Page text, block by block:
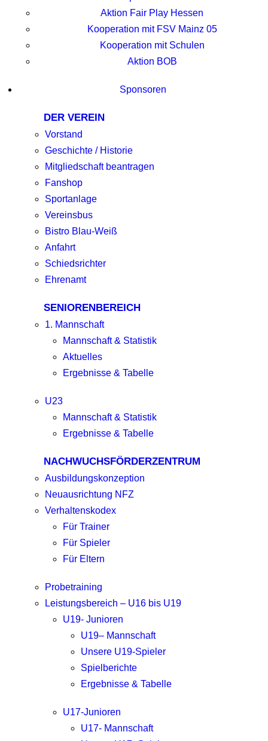
Aktion Fair Play Hessen
Kooperation mit FSV Mainz 05
Kooperation mit Schulen
Aktion BOB
Sponsoren
DER VEREIN
Vorstand
Geschichte / Historie
Mitgliedschaft beantragen
Fanshop
Sportanlage
Vereinsbus
Bistro Blau-Weiß
Anfahrt
Schiedsrichter
Ehrenamt
SENIORENBEREICH
1. Mannschaft
Mannschaft & Statistik
Aktuelles
Ergebnisse & Tabelle
U23
Mannschaft & Statistik
Ergebnisse & Tabelle
NACHWUCHSFÖRDERZENTRUM
Ausbildungskonzeption
Neuausrichtung NFZ
Verhaltenskodex
Für Trainer
Für Spieler
Für Eltern
Probetraining
Leistungsbereich – U16 bis U19
U19- Junioren
U19– Mannschaft
Unsere U19-Spieler
Spielberichte
Ergebnisse & Tabelle
U17-Junioren
U17- Mannschaft